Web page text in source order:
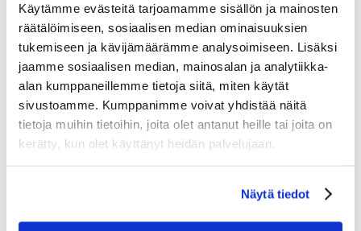
Käytämme evästeitä tarjoamamme sisällön ja mainosten
räätälöimiseen, sosiaalisen median ominaisuuksien
tukemiseen ja kävijämäärämme analysoimiseen. Lisäksi
jaamme sosiaalisen median, mainosalan ja analytiikka-
alan kumppaneillemme tietoja siitä, miten käytät
sivustoamme. Kumppanimme voivat yhdistää näitä
tietoja muihin tietoihin, joita olet antanut heille tai joita on
kerätty, kun olet käyttänyt heidän palvelujaan.
Näytä tiedot
Lumen ja jäänteon laitteet ja
palvelut
Kessu Oy toimitti Vieremälle maailman ensimmäisen
biokaasulla toimivan latukoneen.
Engo-joustokaukalon asennus valmistui
Kempelehalliin!
TechnoAlpin SnowFactory kesälumetuskontin